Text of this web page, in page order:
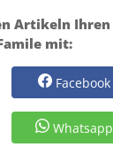
Artikeln Ihren
mit:
Facebook
Whatsapp